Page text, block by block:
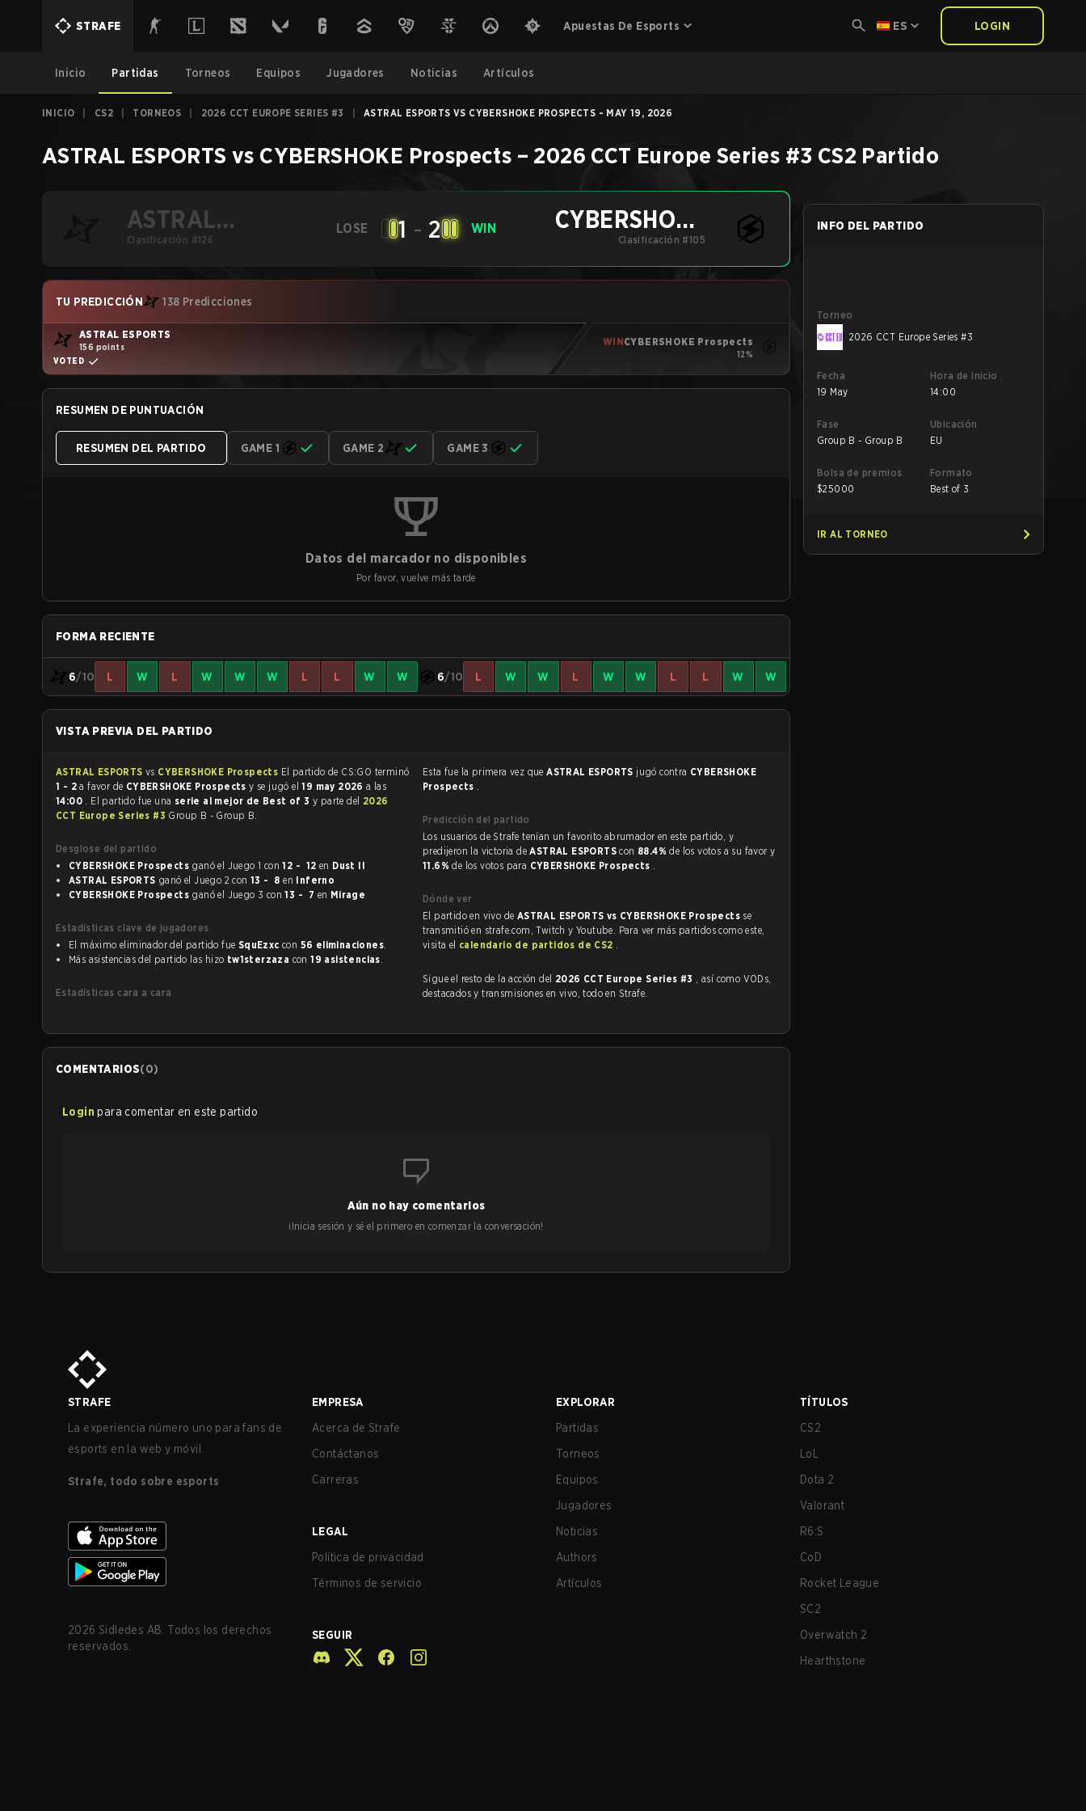
STRAFE Apuestas De Esports ES LOGIN
Inicio Partidas Torneos Equipos Jugadores Noticias Artículos
INICIO CS2 TORNEOS 2026 CCT EUROPE SERIES #3 ASTRAL ESPORTS VS CYBERSHOKE PROSPECTS - MAY 19, 2026
ASTRAL ESPORTS vs CYBERSHOKE Prospects – 2026 CCT Europe Series #3 CS2 Partido
ASTRAL
ESPORTS
Clasificación #126
LOSE 1 - 2 WIN
CYBERSHOKE
Prospects
Clasificación #105
TU PREDICCIÓN 138 Predicciones
ASTRAL ESPORTS
156 points
VOTED
WINCYBERSHOKE Prospects
12%
RESUMEN DE PUNTUACIÓN
RESUMEN DEL PARTIDO GAME 1 GAME 2 GAME 3
Datos del marcador no disponibles
Por favor, vuelve más tarde
FORMA RECIENTE
6/10 L W L W W W L L W W 6/10 L W W L W W L L W W
VISTA PREVIA DEL PARTIDO
ASTRAL ESPORTS vs CYBERSHOKE Prospects
El partido de CS:GO terminó
1 - 2 a favor de CYBERSHOKE Prospectsy se jugó el19 may 2026a las
14:00 . El partido fue una serie al mejor de Best of 3 y parte del 2026
CCT Europe Series #3 Group B - Group B.
Desglose del partido
CYBERSHOKE Prospects
ganó el Juego 1 con 12 - 12 en Dust II
ASTRAL ESPORTS
ganó el Juego 2 con 13 - 8 en Inferno
CYBERSHOKE Prospects
ganó el Juego 3 con 13 - 7 en Mirage
Estadísticas clave de jugadores
El máximo eliminador del partido fue SquEzxc con 56 eliminaciones.
Más asistencias del partido las hizo tw1sterzaza con19 asistencias.
Estadísticas cara a cara
Esta fue la primera vez queASTRAL ESPORTS jugó contra CYBERSHOKE
Prospects .
Predicción del partido
Los usuarios de Strafe tenían un favorito abrumador en este partido, y
predijeron la victoria deASTRAL ESPORTScon 88.4%de los votos a su favor y
11.6%de los votos para CYBERSHOKE Prospects .
Dónde ver
El partido en vivo de ASTRAL ESPORTS vs CYBERSHOKE Prospects se
transmitió en strafe.com, Twitch y Youtube. Para ver más partidos como este,
visita el calendario de partidos de CS2 .
Sigue el resto de la acción del 2026 CCT Europe Series #3 , así como VODs,
destacados y transmisiones en vivo, todo en Strafe.
COMENTARIOS(0)
Login para comentar en este partido
Aún no hay comentarios
¡Inicia sesión y sé el primero en comenzar la conversación!
INFO DEL PARTIDO
Torneo
2026 CCT Europe Series #3
Fecha
19 May
Hora de inicio
14:00
Fase
Group B - Group B
Ubicación
EU
Bolsa de premios
$25000
Formato
Best of 3
IR AL TORNEO
STRAFE
La experiencia número uno para fans de
esports en la web y móvil.
Strafe, todo sobre esports
2026 Sidledes AB. Todos los derechos
reservados.
EMPRESA
Acerca de Strafe
Contáctanos
Carreras
LEGAL
Política de privacidad
Términos de servicio
SEGUIR
EXPLORAR
Partidas
Torneos
Equipos
Jugadores
Noticias
Authors
Artículos
TÍTULOS
CS2
LoL
Dota 2
Valorant
R6:S
CoD
Rocket League
SC2
Overwatch 2
Hearthstone